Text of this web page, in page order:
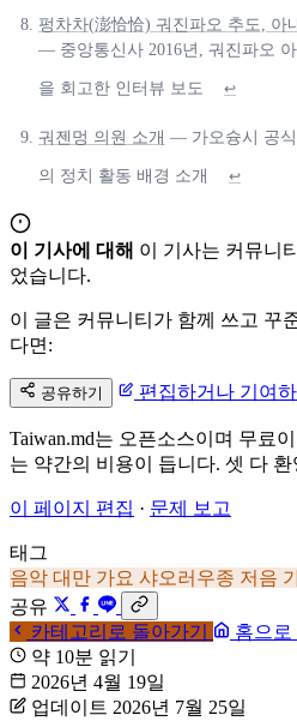
펑차차(澎恰恰) 궈진파오 추도, 아
— 중앙통신사 2016년, 궈진파오
을 회고한 인터뷰 보도 ↩
궈젠멍 의원 소개 — 가오슝시 공식
의 정치 활동 배경 소개 ↩
이 기사에 대해 이 기사는 커뮤니
었습니다.
이 글은 커뮤니티가 함께 쓰고 꾸
다면:
공유하기 편집하거나 기여하
Taiwan.md는 오픈소스이며 무료
는 약간의 비용이 듭니다. 셋 다
이 페이지 편집 · 문제 보고
태그
음악 대만 가요 샤오러우종 저음
공유
카테고리로 돌아가기
홈으로
약 10분 읽기
2026년 4월 19일
업데이트 2026년 7월 25일